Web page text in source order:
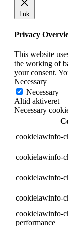
Luk
Privacy
This website
the working of
your consent.
Necessary
Necessary
Altid aktiveret
Necessary
cookielawinfo-
cookielawinfo-
cookielawinfo-
cookielawinfo-
cookielawinfo-
performance